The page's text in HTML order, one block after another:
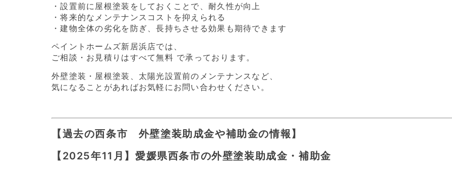
・設置前に屋根塗装をしておくことで、耐久性が向上
・将来的なメンテナンスコストを抑えられる
・建物全体の劣化を防ぎ、長持ちさせる効果も期待できます
ペイントホームズ新居浜店では、
ご相談・お見積りはすべて無料 で承っております。
外壁塗装・屋根塗装、太陽光設置前のメンテナンスなど、
気になることがあればお気軽にお問い合わせください。
【過去の西条市 外壁塗装助成金や補助金の情報】
【2025年11月】愛媛県西条市の外壁塗装助成金・補助金